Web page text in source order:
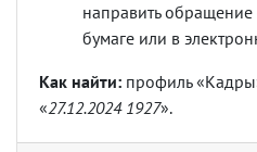
направить
бумаге или в
Как найти: профиль
«27.12.2024 1927».